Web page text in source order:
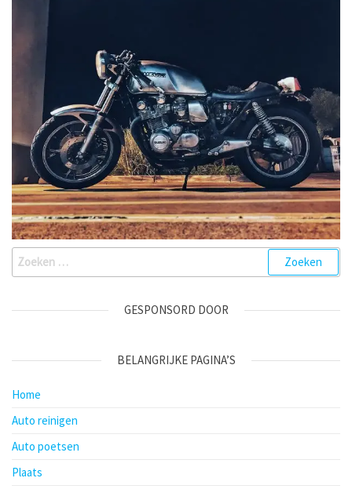
Zoeken
naar:
GESPONSORD DOOR
BELANGRIJKE PAGINA’S
Home
Auto reinigen
Auto poetsen
Plaats